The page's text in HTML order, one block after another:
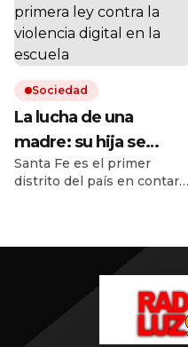
novio de una de las chicas
está grave.
Sociedad
La lucha de una
madre: su hija se
suicidó por un video
íntimo y logró que se
Santa Fe es el primer
distrito del país en contar
partir de la historia de Ema
Bondaruk y el amor de